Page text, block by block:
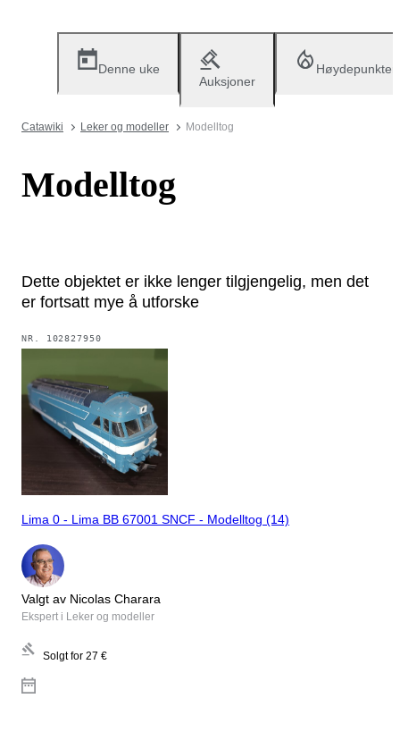
Denne uke
Auksjoner
Høydepunkter
Catawiki Leker og modeller Modelltog
Modelltog
Dette objektet er ikke lenger tilgjengelig, men det
er fortsatt mye å utforske
NR. 102827950
Lima 0 - Lima BB 67001 SNCF - Modelltog (14)
Valgt av Nicolas Charara
Ekspert i Leker og modeller
Solgt for 27 €